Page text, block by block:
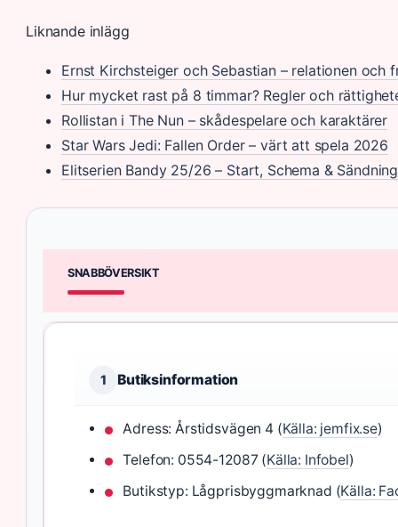
Liknande inlägg
Ernst Kirchsteiger och Sebastian – relationen och
Hur mycket rast på 8 timmar? Regler och
Rollistan i The Nun – skådespelare och karaktärer
Star Wars Jedi: Fallen Order – värt att spela 2026
Elitserien Bandy 25/26 – Start, Schema &
SNABBÖVERSIKT
1 Butiksinformation
Adress: Årstidsvägen 4 (Källa: jemfix.se)
Telefon: 0554-12087 (Källa: Infobel)
Butikstyp: Lågprisbyggmarknad (Källa: